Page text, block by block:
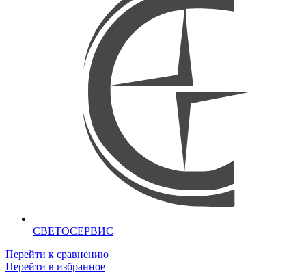
СВЕТОСЕРВИС
Перейти к сравнению
Перейти в избранное